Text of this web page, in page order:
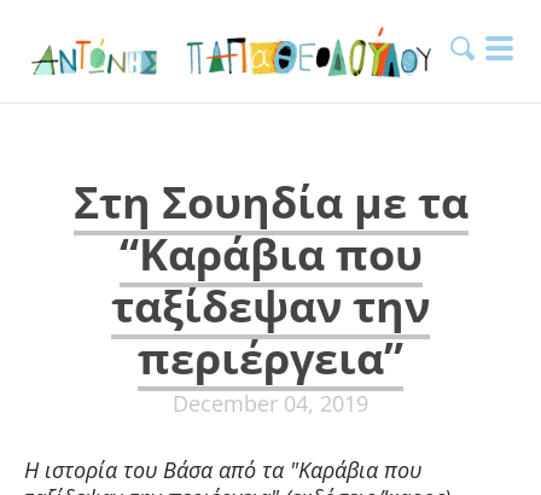
Στη Σουηδία με τα
“Καράβια που
ταξίδεψαν την
περιέργεια”
December 04, 2019
Η ιστορία του Βάσα από τα "Καράβια που